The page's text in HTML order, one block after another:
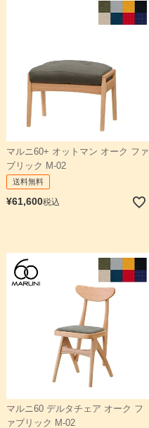
マルニ60+ オットマン オーク ファ
ブリック M-02
送料無料
¥61,600税込
マルニ60 デルタチェア オーク フ
ァブリック M-02